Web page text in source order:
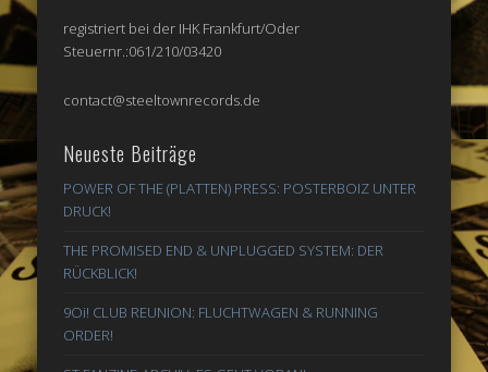
registriert bei der IHK Frankfurt/Oder
Steuernr.:061/210/03420
contact@steeltownrecords.de
Neueste Beiträge
POWER OF THE (PLATTEN) PRESS: POSTERBOIZ UNTER
DRUCK!
THE PROMISED END & UNPLUGGED SYSTEM: DER
RÜCKBLICK!
9Oi! CLUB REUNION: FLUCHTWAGEN & RUNNING
ORDER!